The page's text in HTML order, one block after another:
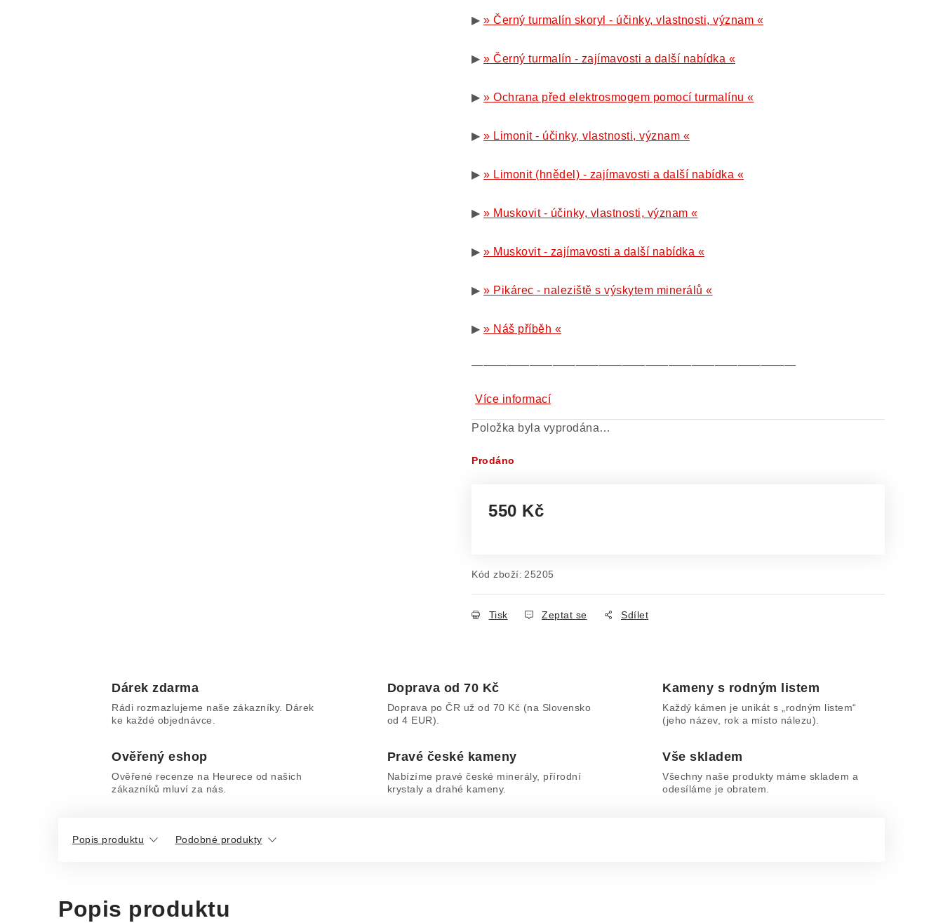
▶ » Černý turmalín skoryl - účinky, vlastnosti, význam «
▶ » Černý turmalín - zajímavosti a další nabídka «
▶ » Ochrana před elektrosmogem pomocí turmalínu «
▶ » Limonit - účinky, vlastnosti, význam «
▶ » Limonit (hnědel) - zajímavosti a další nabídka «
▶ » Muskovit - účinky, vlastnosti, význam «
▶ » Muskovit - zajímavosti a další nabídka «
▶ » Pikárec - naleziště s výskytem minerálů «
▶ » Náš příběh «
————————————————————————————
Více informací
Položka byla vyprodána…
Prodáno
550 Kč
Kód zboží: 25205
Tisk Zeptat se Sdílet
Dárek zdarma
Rádi rozmazlujeme naše zákazníky. Dárek
ke každé objednávce.
Doprava od 70 Kč
Doprava po ČR už od 70 Kč (na Slovensko
od 4 EUR).
Kameny s rodným listem
Každý kámen je unikát s „rodným listem“
(jeho název, rok a místo nálezu).
Ověřený eshop
Ověřené recenze na Heurece od našich
zákazníků mluví za nás.
Pravé české kameny
Nabízíme pravé české minerály, přírodní
krystaly a drahé kameny.
Vše skladem
Všechny naše produkty máme skladem a
odesíláme je obratem.
Popis produktu Podobné produkty
Popis produktu